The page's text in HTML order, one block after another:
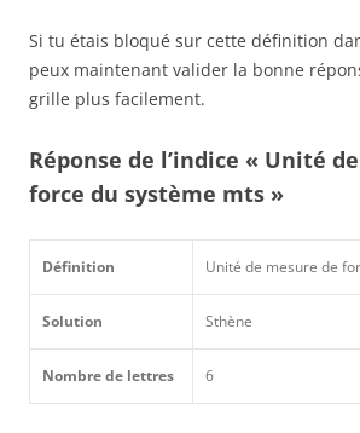
Si tu étais bloqué sur cette définition
peux maintenant valider la bonne
grille plus facilement.
Réponse de l’indice « Unité
force du système mts »
Définition Unité de mesure de
Solution Sthène
Nombre de lettres 6